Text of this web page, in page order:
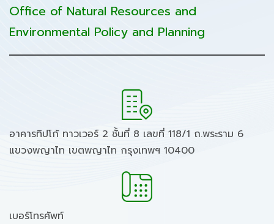
Office of Natural Resources and
Environmental Policy and Planning
อาคารทิปโก้ ทาวเวอร์ 2 ชั้นที่ 8 เลขที่ 118/1 ถ.พระราม 6
แขวงพญาไท เขตพญาไท กรุงเทพฯ 10400
เบอร์โทรศัพท์